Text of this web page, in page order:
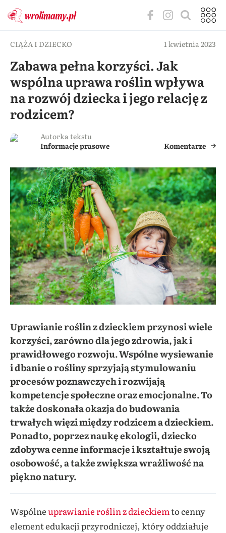
CIĄŻA I DZIECKO 1 kwietnia 2023
Zabawa pełna korzyści. Jak
wspólna uprawa roślin wpływa
na rozwój dziecka i jego relację z
rodzicem?
Autorka tekstu
Informacje prasowe
Komentarze
Uprawianie roślin z dzieckiem przynosi wiele
korzyści, zarówno dla jego zdrowia, jak i
prawidłowego rozwoju. Wspólne wysiewanie
i dbanie o rośliny sprzyjają stymulowaniu
procesów poznawczych i rozwijają
kompetencje społeczne oraz emocjonalne. To
także doskonała okazja do budowania
trwałych więzi między rodzicem a dzieckiem.
Ponadto, poprzez naukę ekologii, dziecko
zdobywa cenne informacje i kształtuje swoją
osobowość, a także zwiększa wrażliwość na
piękno natury.
Wspólneuprawianie roślin z dzieckiemto cenny
element edukacji przyrodniczej, który oddziałuje